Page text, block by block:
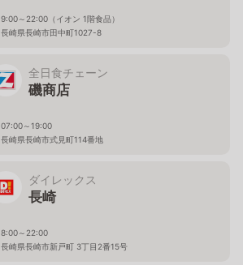
9:00～22:00（イオン 1階食品）
長崎県長崎市田中町1027-8
全日食チェーン
磯商店
07:00～19:00
長崎県長崎市式見町114番地
ダイレックス
長崎
8:00～22:00
長崎県長崎市新戸町 3丁目2番15号